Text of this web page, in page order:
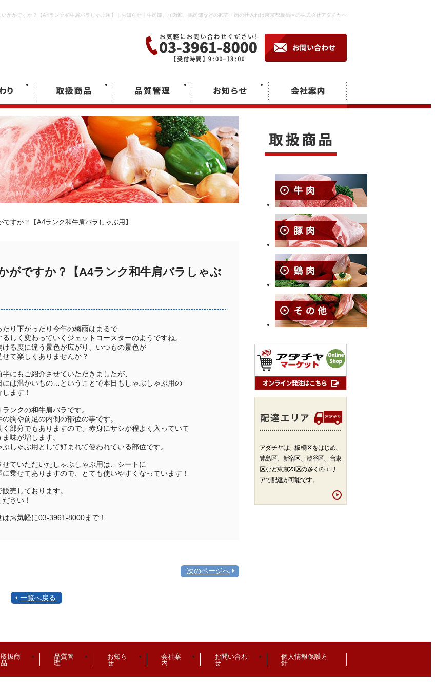
いかがですか？【A4ランク和牛肩バラしゃぶ用】｜お知らせ｜牛肉卸、豚肉卸、鶏肉卸などの卸売・肉の仕入れは東京都板橋区の株式会社アダチヤへ
すか？【A4ランク和牛肩バラしゃぶ用】
がですか？【A4ランク和牛肩バラしゃぶ
たり下がったり今年の梅雨はまるで
しく変わっていくジェットコースターのようですね。
ける度に違う景色が広がり、いつもの景色が
て楽しくありませんか？
にもご紹介させていただきましたが、
には温かいもの…ということで本日もしゃぶしゃぶ用の
ます！
ンクの和牛肩バラです。
の胸や前足の内側の部位の事です。
く部分でもありますので、赤身にサシが程よく入っていて
味が増します。
しゃぶ用として好まれて使われている部位です。
せていただいたしゃぶしゃぶ用は、シートに
に乗せてありますので、とても使いやすくなっています！
売しております。
さい！
はお気軽に03-3961-8000まで！
次のページへ
一覧へ戻る
アダチヤは、板橋区をはじめ、
豊島区、新宿区、渋谷区、台東
区など東京23区の多くのエリ
アで配達が可能です。
取扱商
品
品質管
理
お知ら
せ
会社案
内
お問い合わ
せ
個人情報保護方
針